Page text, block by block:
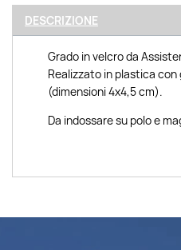
DESCRIZIONE
Grado in velcro da
Realizzato in plastica
(dimensioni 4x4,5 cm).
Da indossare su polo e